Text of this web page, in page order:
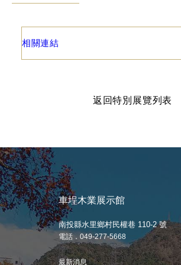
相關連結
返回特別展覽列表
車埕木業展示館
南投縣水里鄉村民權巷 110-2 號
電話．049-277-5668
最新消息